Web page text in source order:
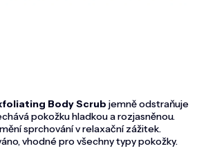
Body Scrub jemně odstraňuje
pokožku hladkou a rozjasněnou.
sprchování v relaxační zážitek.
vhodné pro všechny typy pokožky.